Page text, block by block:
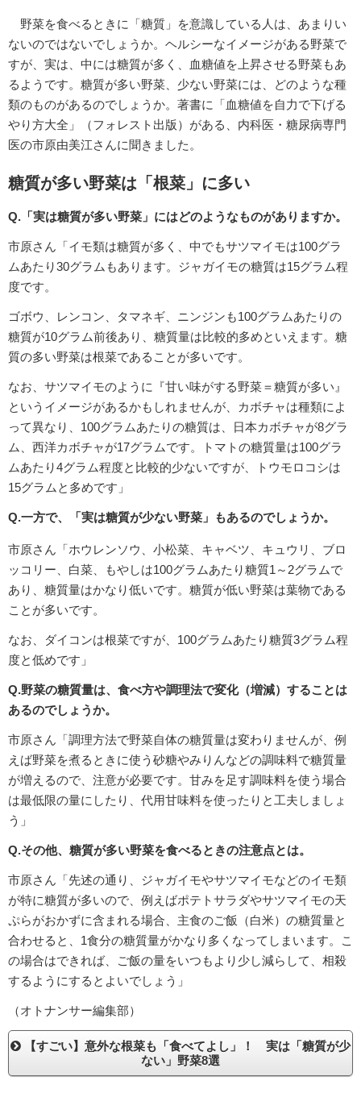
野菜を食べるときに「糖質」を意識している人は、あまりい
ないのではないでしょうか。ヘルシーなイメージがある野菜で
すが、実は、中には糖質が多く、血糖値を上昇させる野菜もあ
るようです。糖質が多い野菜、少ない野菜には、どのような種
類のものがあるのでしょうか。著書に「血糖値を自力で下げる
やり方大全」（フォレスト出版）がある、内科医・糖尿病専門
医の市原由美江さんに聞きました。
糖質が多い野菜は「根菜」に多い
Q.「実は糖質が多い野菜」にはどのようなものがありますか。
市原さん「イモ類は糖質が多く、中でもサツマイモは100グラ
ムあたり30グラムもあります。ジャガイモの糖質は15グラム程
度です。
ゴボウ、レンコン、タマネギ、ニンジンも100グラムあたりの
糖質が10グラム前後あり、糖質量は比較的多めといえます。糖
質の多い野菜は根菜であることが多いです。
なお、サツマイモのように『甘い味がする野菜＝糖質が多い』
というイメージがあるかもしれませんが、カボチャは種類によ
って異なり、100グラムあたりの糖質は、日本カボチャが8グラ
ム、西洋カボチャが17グラムです。トマトの糖質量は100グラ
ムあたり4グラム程度と比較的少ないですが、トウモロコシは
15グラムと多めです」
Q.一方で、「実は糖質が少ない野菜」もあるのでしょうか。
市原さん「ホウレンソウ、小松菜、キャベツ、キュウリ、ブロ
ッコリー、白菜、もやしは100グラムあたり糖質1～2グラムで
あり、糖質量はかなり低いです。糖質が低い野菜は葉物である
ことが多いです。
なお、ダイコンは根菜ですが、100グラムあたり糖質3グラム程
度と低めです」
Q.野菜の糖質量は、食べ方や調理法で変化（増減）することは
あるのでしょうか。
市原さん「調理方法で野菜自体の糖質量は変わりませんが、例
えば野菜を煮るときに使う砂糖やみりんなどの調味料で糖質量
が増えるので、注意が必要です。甘みを足す調味料を使う場合
は最低限の量にしたり、代用甘味料を使ったりと工夫しましょ
う」
Q.その他、糖質が多い野菜を食べるときの注意点とは。
市原さん「先述の通り、ジャガイモやサツマイモなどのイモ類
が特に糖質が多いので、例えばポテトサラダやサツマイモの天
ぷらがおかずに含まれる場合、主食のご飯（白米）の糖質量と
合わせると、1食分の糖質量がかなり多くなってしまいます。こ
の場合はできれば、ご飯の量をいつもより少し減らして、相殺
するようにするとよいでしょう」
（オトナンサー編集部）
【すごい】意外な根菜も「食べてよし」！ 実は「糖質が少
ない」野菜8選